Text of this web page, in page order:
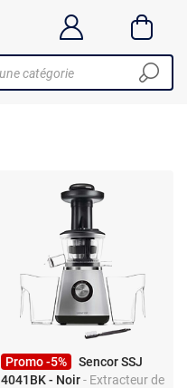
Promo -5%
Sencor SSJ
4041BK - Noir - Extracteur de